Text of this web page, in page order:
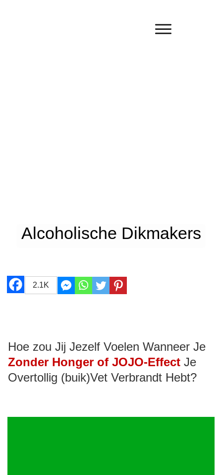
Alcoholische Dikmakers
2.1K
Hoe zou Jij Jezelf Voelen Wanneer Je
Zonder Honger of JOJO-Effect Je
Overtollig (buik)Vet Verbrandt Hebt?